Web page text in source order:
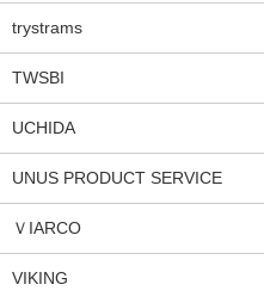
trystrams
TWSBI
UCHIDA
UNUS PRODUCT SERVICE
ＶIARCO
VIKING